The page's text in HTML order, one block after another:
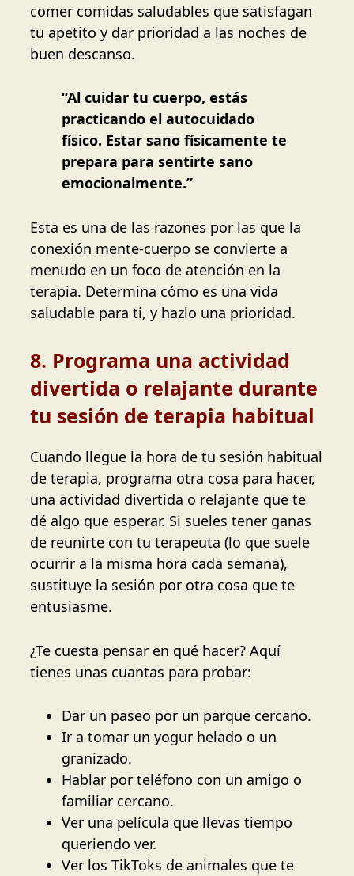
comer comidas saludables que satisfagan
tu apetito y dar prioridad a las noches de
buen descanso.
“Al cuidar tu cuerpo, estás
practicando el autocuidado
físico. Estar sano físicamente te
prepara para sentirte sano
emocionalmente.”
Esta es una de las razones por las que la
conexión mente-cuerpo se convierte a
menudo en un foco de atención en la
terapia. Determina cómo es una vida
saludable para ti, y hazlo una prioridad.
8. Programa una actividad
divertida o relajante durante
tu sesión de terapia habitual
Cuando llegue la hora de tu sesión habitual
de terapia, programa otra cosa para hacer,
una actividad divertida o relajante que te
dé algo que esperar. Si sueles tener ganas
de reunirte con tu terapeuta (lo que suele
ocurrir a la misma hora cada semana),
sustituye la sesión por otra cosa que te
entusiasme.
¿Te cuesta pensar en qué hacer? Aquí
tienes unas cuantas para probar:
Dar un paseo por un parque cercano.
Ir a tomar un yogur helado o un
granizado.
Hablar por teléfono con un amigo o
familiar cercano.
Ver una película que llevas tiempo
queriendo ver.
Ver los TikToks de animales que te